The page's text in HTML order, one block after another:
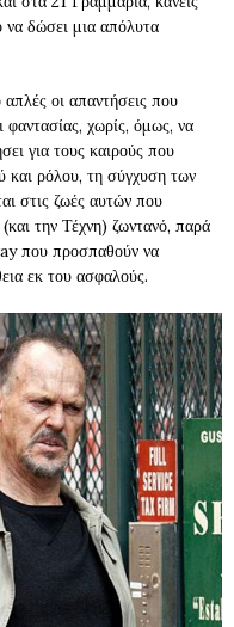
δώσει μια απόλυτα
οι απαντήσεις που
φαντασίας, χωρίς, όμως, να
για τους καιρούς που
και ρόλου, τη σύγχυση των
στις ζωές αυτών που
την Τέχνη) ζωντανό, παρά
που προσπαθούν να
εκ του ασφαλούς.